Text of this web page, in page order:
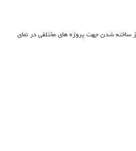
ساخته شدن جهت پروژه های مختلفی در نمای